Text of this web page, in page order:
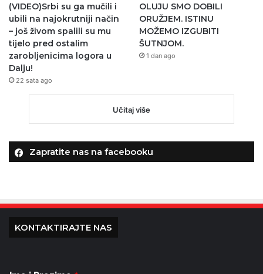
(VIDEO)Srbi su ga mučili i
ubili na najokrutniji način
– još živom spalili su mu
tijelo pred ostalim
zarobljenicima logora u
Dalju!
22 sata ago
OLUJU SMO DOBILI
ORUŽJEM. ISTINU
MOŽEMO IZGUBITI
ŠUTNJOM.
1 dan ago
Učitaj više
Zapratite nas na facebooku
KONTAKTIRAJTE NAS